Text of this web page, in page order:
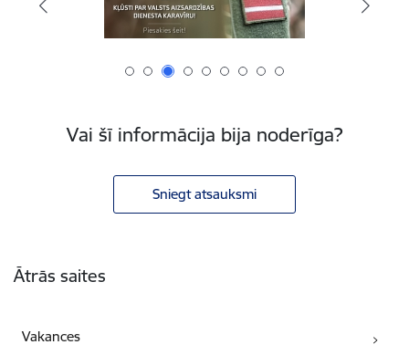
Vai šī informācija bija noderīga?
Sniegt atsauksmi
Ātrās saites
Vakances